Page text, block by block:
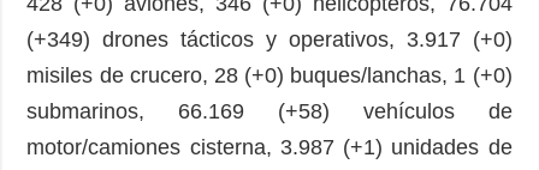
(+349) drones tácticos y operativos, 3.917 (+0)
misiles de crucero, 28 (+0) buques/lanchas, 1 (+0)
submarinos, 66.169 (+58) vehículos de
motor/camiones cisterna, 3.987 (+1) unidades de